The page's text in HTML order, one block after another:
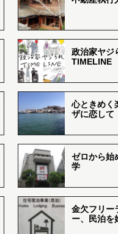
政治家ヤジ
TIMELINE
心ときめく
ザに恋して
ゼロから始
学
金欠フリー
ー、民泊を